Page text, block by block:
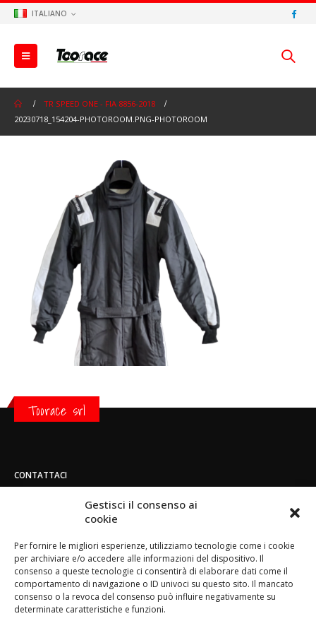
Gestisci il consenso ai
cookie
Per fornire le migliori esperienze, utilizziamo tecnologie come i cookie
per archiviare e/o accedere alle informazioni del dispositivo. Il
consenso a queste tecnologie ci consentirà di elaborare dati come il
comportamento di navigazione o ID univoci su questo sito. Il mancato
consenso o la revoca del consenso può influire negativamente su
determinate caratteristiche e funzioni.
ITALIANO
TR SPEED ONE - FIA 8856-2018
20230718_154204-PHOTOROOM.PNG-PHOTOROOM
Toorace srl
CONTATTACI
Strada di San Mauro 236/B - 10156 - Torino
(+39) 011.800.49.59
Email:
info@toorace.it
Orario di lavoro: